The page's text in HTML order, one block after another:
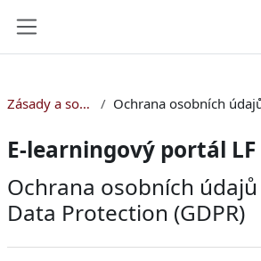
Zásady a souhlasy
E-learningový portál LF
Ochrana osobních
Data Protection (GDPR)